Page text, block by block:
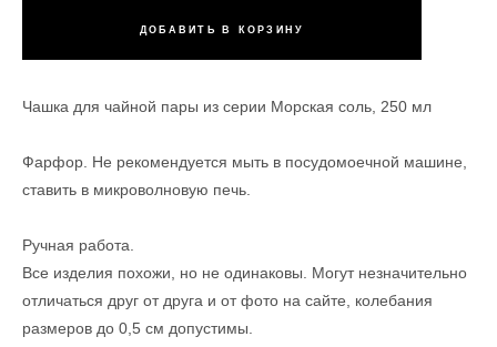
ДОБАВИТЬ В КОРЗИНУ
Чашка для чайной пары из серии Морская соль, 250 мл
Фарфор. Не рекомендуется мыть в посудомоечной машине,
ставить в микроволновую печь.
Ручная работа.
Все изделия похожи, но не одинаковы. Могут незначительно
отличаться друг от друга и от фото на сайте, колебания
размеров до 0,5 см допустимы.